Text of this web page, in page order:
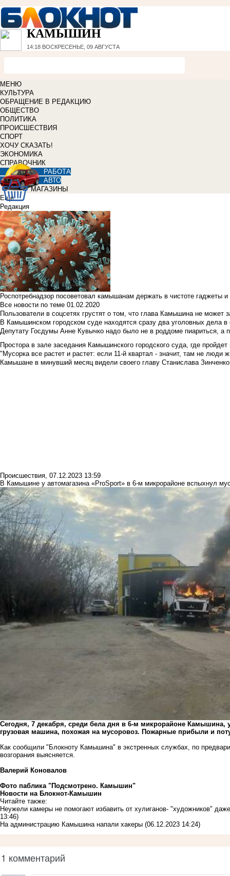
КАМЫШИН
14:18 ВОСКРЕСЕНЬЕ, 09 АВГУСТА
МЕНЮ
КУЛЬТУРА
ОБРАЩЕНИЕ В РЕДАКЦИЮ
ОБЩЕСТВО
ПОЛИТИКА
ПРОИСШЕСТВИЯ
СПОРТ
ХОЧУ СКАЗАТЬ!
ЭКОНОМИКА
СПРАВОЧНИК
РАБОТА
АВТО
МАГАЗИНЫ
Еще
Редакция
Роспотребнадзор посоветовал камышанам держать в чистоте гаджеты
Все новости по теме 01.02.2020
Пользователи в соцсетях грустят о том, что глава Камышина не может
В Камышинском городском суде находятся сразу два уголовных дела
Депутату Госдумы Анне Кувычко надо было не в роддоме пиариться, а
Простора в зале заседания Камышинского городского суда, где
"Мусорка все растет и растет: если 11-й квартал - значит, там не люди
Камышане в минувший месяц видели своего главу Станислава Зинченко
Происшествия, 07.12.2023 13:59
В Камышине у автомагазина «ProSport» в 6-м микрорайоне вспыхнул
Сегодня, 7 декабря, среди бела дня в 6-м микрорайоне Камышина,
грузовая машина, похожая на мусоровоз. Пожарные прибыли и
Как сообщили "Блокноту Камышина" в экстренных службах, по
возгорания выясняется.
Валерий Коновалов
Фото паблика "Подсмотрено. Камышин"
Новости на Блoкнoт-Камышин
Читайте также:
Неужели камеры не помогают избавить от хулиганов- "художников"
13:46)
На администрацию Камышина напали хакеры (06.12.2023 14:24)
1 комментарий